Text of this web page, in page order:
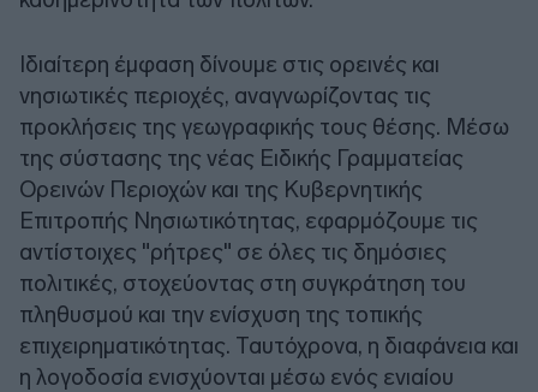
Ιδιαίτερη έμφαση δίνουμε στις ορεινές και
νησιωτικές περιοχές, αναγνωρίζοντας τις
προκλήσεις της γεωγραφικής τους θέσης. Μέσω
της σύστασης της νέας Ειδικής Γραμματείας
Ορεινών Περιοχών και της Κυβερνητικής
Επιτροπής Νησιωτικότητας, εφαρμόζουμε τις
αντίστοιχες "ρήτρες" σε όλες τις δημόσιες
πολιτικές, στοχεύοντας στη συγκράτηση του
πληθυσμού και την ενίσχυση της τοπικής
επιχειρηματικότητας. Ταυτόχρονα, η διαφάνεια και
η λογοδοσία ενισχύονται μέσω ενός ενιαίου